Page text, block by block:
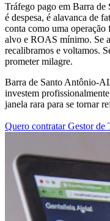
Tráfego pago em Barra
é despesa, é alavanca de
conta como uma
alvo e ROAS mínimo. Se
recalibramos e voltamos.
prometer milagre.
Barra de Santo Antônio-
investem
janela rara para se tornar
Quero contratar Gestor de